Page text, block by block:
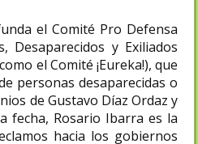
el Comité Pro Defensa
Desaparecidos y Exiliados
el Comité ¡Eureka!), que
personas desaparecidas o
de Gustavo Díaz Ordaz y
fecha, Rosario Ibarra es la
hacia los gobiernos